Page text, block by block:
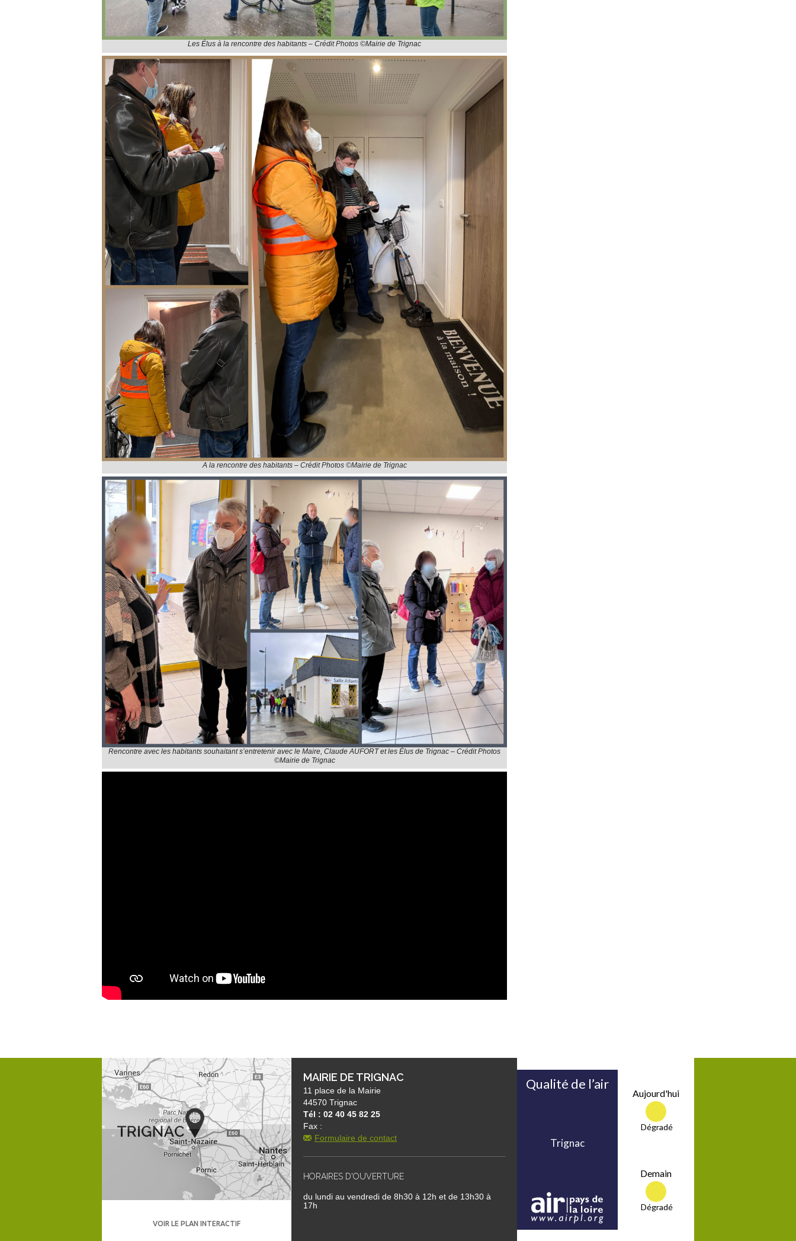
Les Élus à la rencontre des habitants – Crédit Photos ©Mairie de Trignac
A la rencontre des habitants – Crédit Photos ©Mairie de Trignac
Rencontre avec les habitants souhaitant s’entretenir avec le Maire, Claude AUFORT et les Élus de Trignac – Crédit Photos
©Mairie de Trignac
VOIR LE PLAN INTERACTIF
MAIRIE DE TRIGNAC
11 place de la Mairie
44570 Trignac
Tél : 02 40 45 82 25
Fax :
Formulaire de contact
HORAIRES D'OUVERTURE
du lundi au vendredi de 8h30 à 12h et de 13h30 à
17h